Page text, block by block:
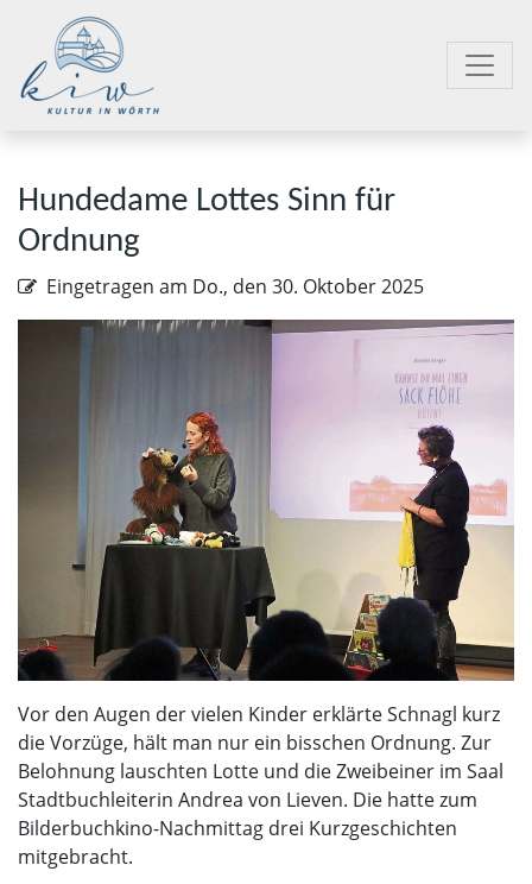
Hundedame Lottes Sinn für
Ordnung
Eingetragen am Do., den 30. Oktober 2025
Vor den Augen der vielen Kinder erklärte Schnagl kurz
die Vorzüge, hält man nur ein bisschen Ordnung. Zur
Belohnung lauschten Lotte und die Zweibeiner im Saal
Stadtbuchleiterin Andrea von Lieven. Die hatte zum
Bilderbuchkino-Nachmittag drei Kurzgeschichten
mitgebracht.